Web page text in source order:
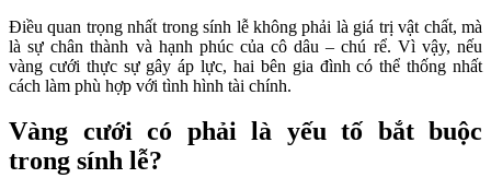
Điều quan trọng nhất trong sính lễ không phải là giá trị vật chất, mà
là sự chân thành và hạnh phúc của cô dâu – chú rể. Vì vậy, nếu
vàng cưới thực sự gây áp lực, hai bên gia đình có thể thống nhất
cách làm phù hợp với tình hình tài chính.
Vàng cưới có phải là yếu tố bắt buộc
trong sính lễ?